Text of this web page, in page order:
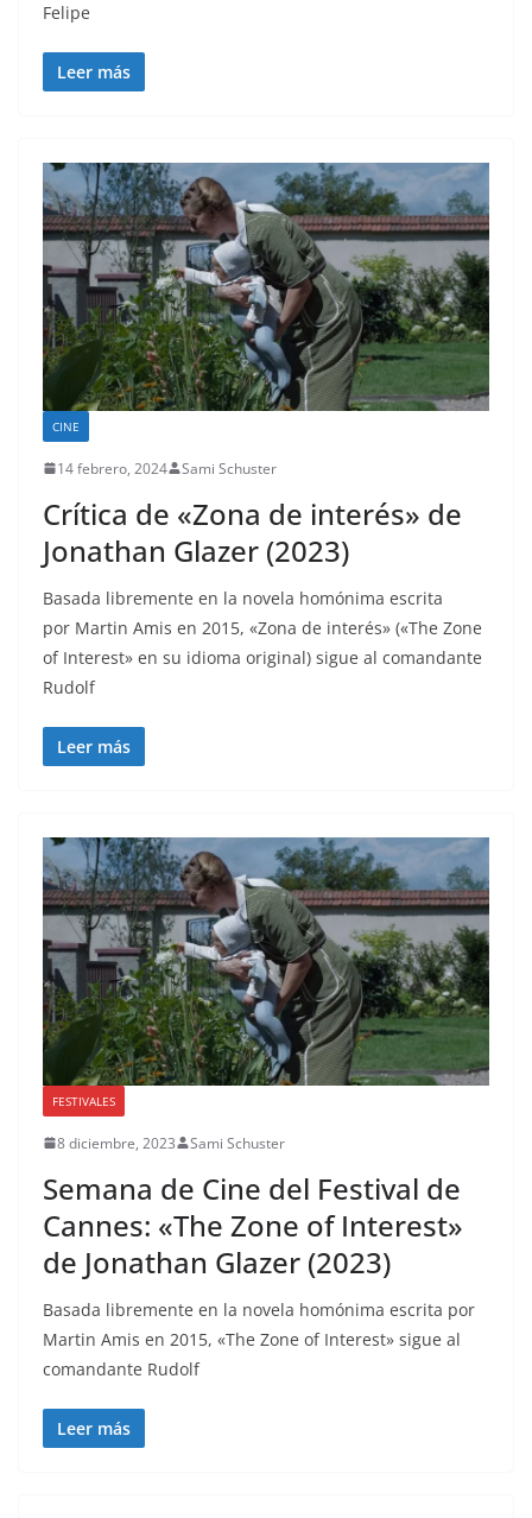
Felipe
Leer más
CINE
14 febrero, 2024 Sami Schuster
Crítica de «Zona de interés» de
Jonathan Glazer (2023)
Basada libremente en la novela homónima escrita
por Martin Amis en 2015, «Zona de interés» («The Zone
of Interest» en su idioma original) sigue al comandante
Rudolf
Leer más
FESTIVALES
8 diciembre, 2023 Sami Schuster
Semana de Cine del Festival de
Cannes: «The Zone of Interest»
de Jonathan Glazer (2023)
Basada libremente en la novela homónima escrita por
Martin Amis en 2015, «The Zone of Interest» sigue al
comandante Rudolf
Leer más